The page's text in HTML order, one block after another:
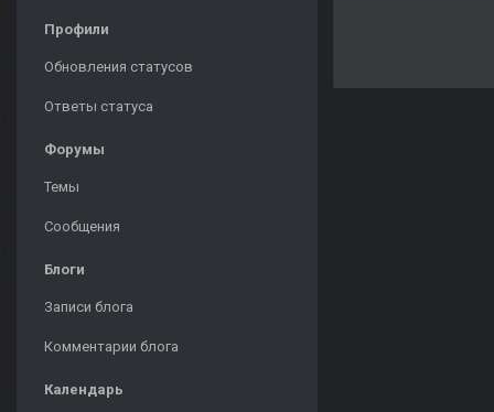
Профили
Обновления статусов
Ответы статуса
Форумы
Темы
Сообщения
Блоги
Записи блога
Комментарии блога
Календарь